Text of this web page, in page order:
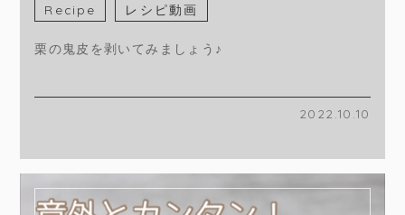
Recipe レシピ動画
栗の鬼皮を剥いてみましょう♪
2022.10.10